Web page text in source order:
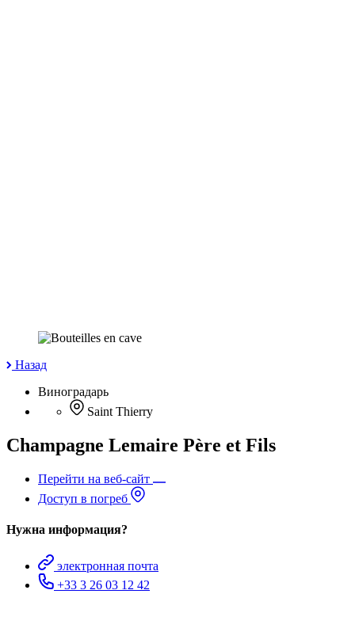
Назад
Виноградарь
Saint Thierry
Champagne Lemaire Père et Fils
Перейти на веб-сайт
Доступ в погреб
Нужна информация?
электронная почта
+33 3 26 03 12 42